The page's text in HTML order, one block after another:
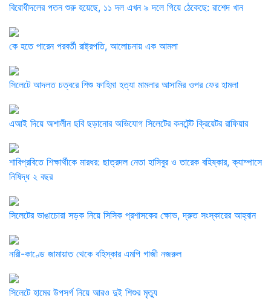
বিরোধীদলের পতন শুরু হয়েছে, ১১ দল এখন ৯ দলে গিয়ে ঠেকেছে: রাশেদ খান
কে হতে পারেন পরবর্তী রাষ্ট্রপতি, আলোচনায় এক আমলা
সিলেটে আদলত চত্বরে শিশু ফাহিমা হত্যা মামলার আসামির ওপর ফের হামলা
এআই দিয়ে অশালীন ছবি ছড়ানোর অভিযোগ সিলেটের কনটেন্ট ক্রিয়েটর রাফিয়ার
শাবিপ্রবিতে শিক্ষার্থীকে মারধর: ছাত্রদল নেতা হাসিবুর ও তারেক বহিষ্কার, ক্যাম্পাসে
নিষিদ্ধ ২ বছর
সিলেটের ভাঙাচোরা সড়ক নিয়ে সিসিক প্রশাসকের ক্ষোভ, দ্রুত সংস্কারের আহ্বান
নারী-কাণ্ডে জামায়াত থেকে বহিস্কার এমপি গাজী নজরুল
সিলেটে হামের উপসর্গ নিয়ে আরও দুই শিশুর মৃত্যু